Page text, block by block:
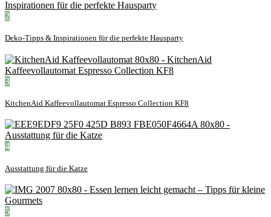
2
Deko-Tipps & Inspirationen für die perfekte Hausparty
3
KitchenAid Kaffeevollautomat Espresso Collection KF8
4
Ausstattung für die Katze
5